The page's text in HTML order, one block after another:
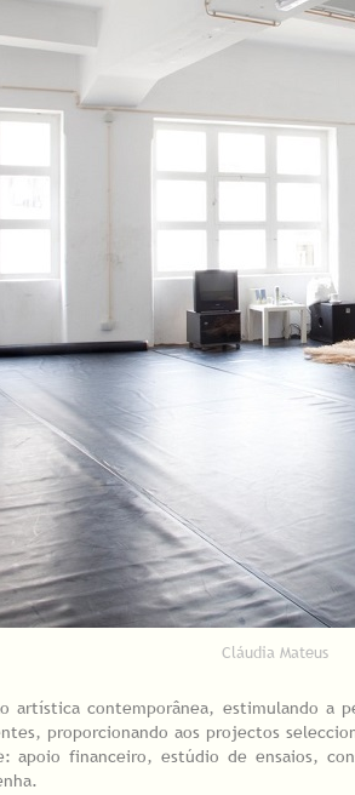
Cláudia Mateus
artística contemporânea, estimulando a
proporcionando aos projectos
apoio financeiro, estúdio de ensaios,